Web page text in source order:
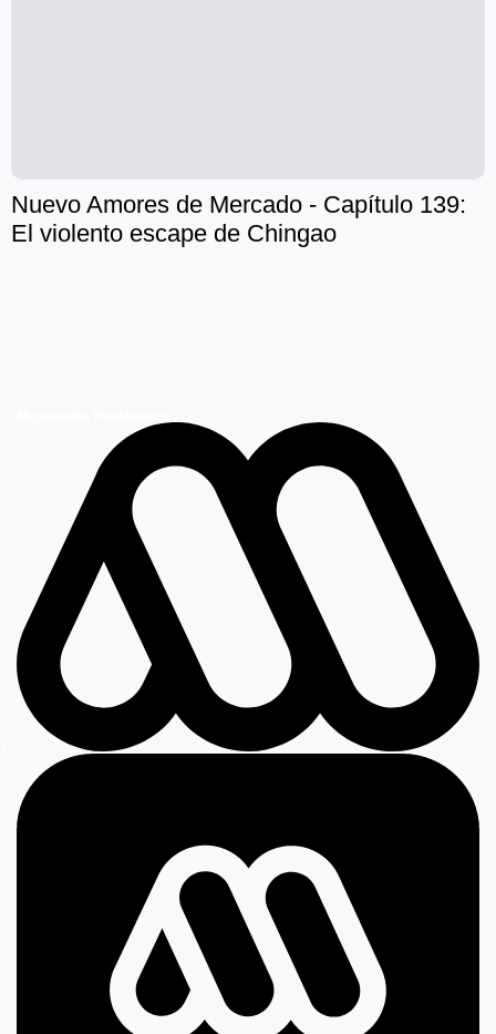
Nuevo Amores de Mercado - Capítulo 139:
El violento escape de Chingao